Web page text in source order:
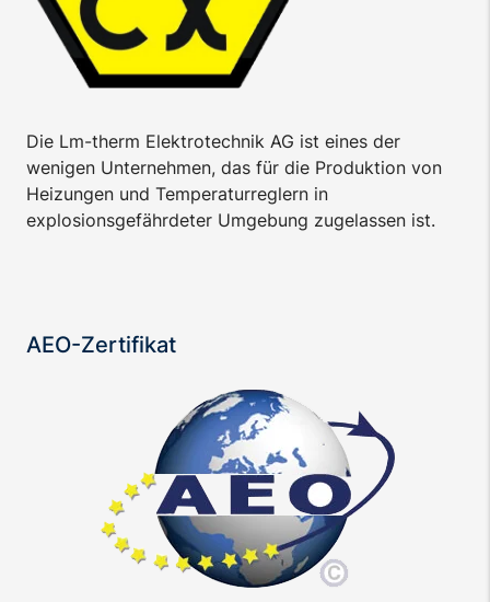
Die Lm-therm Elektrotechnik AG ist eines der
wenigen Unternehmen, das für die Produktion von
Heizungen und Temperaturreglern in
explosionsgefährdeter Umgebung zugelassen ist.
AEO-Zertifikat